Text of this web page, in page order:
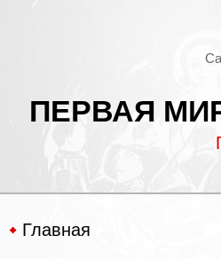
ПЕРВАЯ
Главная